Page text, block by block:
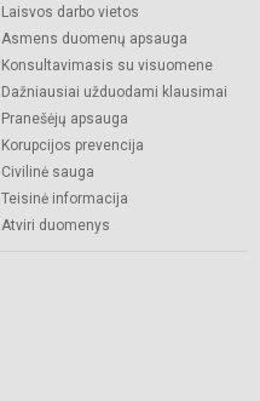
Laisvos darbo vietos
Asmens duomenų apsauga
Konsultavimasis su visuomene
Dažniausiai užduodami klausimai
Pranešėjų apsauga
Korupcijos prevencija
Civilinė sauga
Teisinė informacija
Atviri duomenys